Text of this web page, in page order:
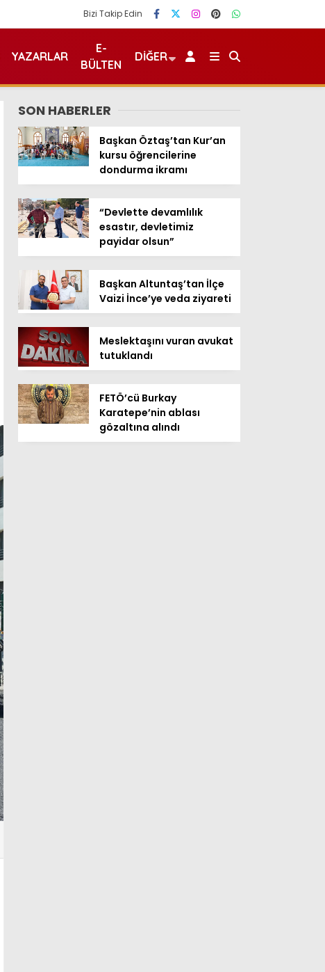
Bizi Takip Edin
YAZARLAR
E-
BÜLTEN
DIĞER
SON HABERLER
Başkan Öztaş’tan Kur’an
kursu öğrencilerine
dondurma ikramı
“Devlette devamlılık
esastır, devletimiz
payidar olsun”
Başkan Altuntaş’tan İlçe
Vaizi İnce’ye veda ziyareti
Meslektaşını vuran avukat
tutuklandı
FETÖ’cü Burkay
Karatepe’nin ablası
gözaltına alındı